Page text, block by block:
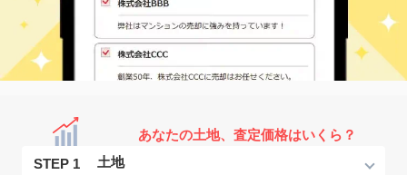
あなたの土地、査定価格はいくら？
STEP 1